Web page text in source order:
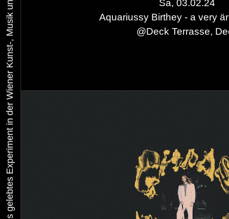
Sa, 03.02.24
Aquariussy Birthey - a very
@Deck Terrasse,